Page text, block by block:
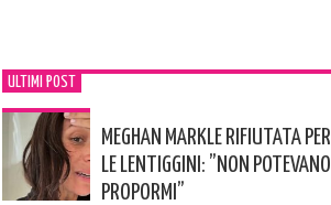
ULTIMI POST
MEGHAN MARKLE RIFIUTATA PER
LE LENTIGGINI: ”NON POTEVANO
PROPORMI”